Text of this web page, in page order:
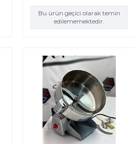
Bu ürün geçici olarak temin
edilememektedir.